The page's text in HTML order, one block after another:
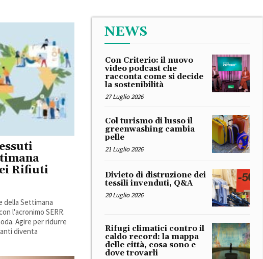
Rifiuti
della Settimana
l'acronimo SERR.
Agire per ridurre
diventa
NEWS
Con Criterio: il nuovo
video podcast che
racconta come si decide
la sostenibilità
27 Luglio 2026
Col turismo di lusso il
greenwashing cambia
pelle
21 Luglio 2026
Divieto di distruzione dei
tessili invenduti, Q&A
20 Luglio 2026
Rifugi climatici contro il
caldo record: la mappa
delle città, cosa sono e
dove trovarli